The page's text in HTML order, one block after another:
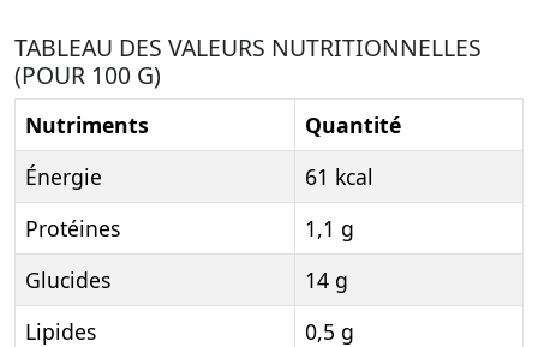
TABLEAU DES VALEURS NUTRITIONNELLES
(POUR 100 G)
Nutriments
Quantité
Énergie
61 kcal
Protéines
1,1 g
Glucides
14 g
Lipides
0,5 g